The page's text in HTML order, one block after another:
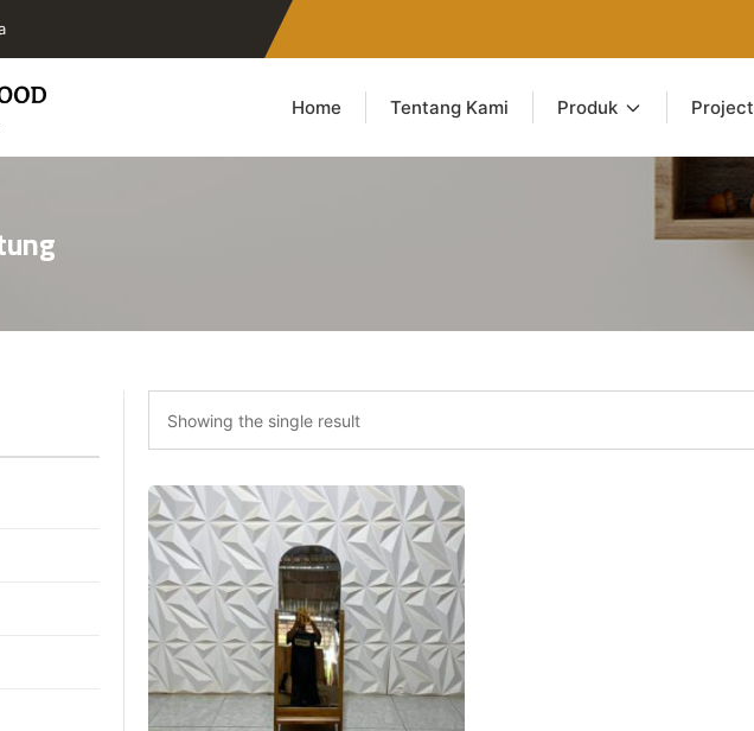
Home Tentang Kami Produk Project
Showing the single result